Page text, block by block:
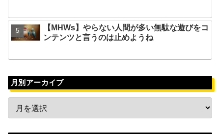
【MHWs】やらない人間が多い無駄な遊びをコ
ンテンツと言うのは止めようね
月別アーカイブ